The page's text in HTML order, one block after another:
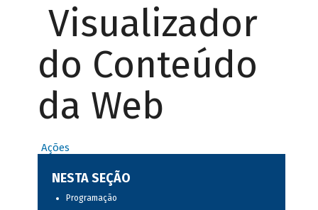
Visualizador
do Conteúdo
da Web
Ações
NESTA SEÇÃO
Programação